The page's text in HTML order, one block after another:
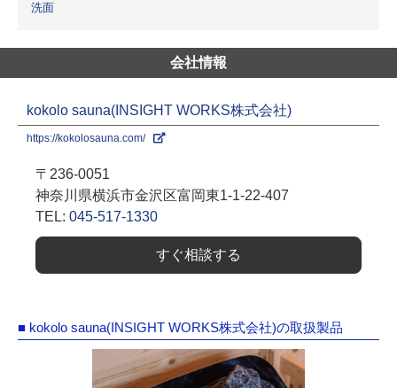
洗面
会社情報
kokolo sauna(INSIGHT WORKS株式会社)
https://kokolosauna.com/
〒236-0051
神奈川県横浜市金沢区富岡東1-1-22-407
TEL: 045-517-1330
すぐ相談する
■ kokolo sauna(INSIGHT WORKS株式会社)の取扱製品